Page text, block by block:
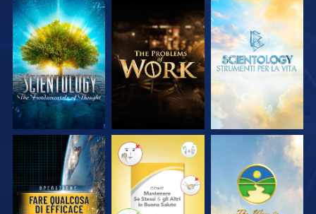
ESPLORA LE
SERIE
ESPLORA LE
SERIE
ESPLORA LE
SERIE
GUARDA GUARDA GUARDA